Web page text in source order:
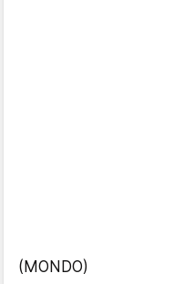
(MONDO)